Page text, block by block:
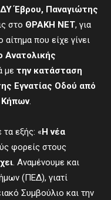
Έβρου, Παναγιώτης
στο ΘΡΑΚΗ ΝΕΤ, για
που είχε γίνει
Ανατολικής
με την κατάσταση
Εγνατίας Οδού από
Κήπων.
τα εξής: «Η νέα
φορείς στους
. Αναμένουμε και
(ΠΕΔ), γιατί
Συμβούλιο και την